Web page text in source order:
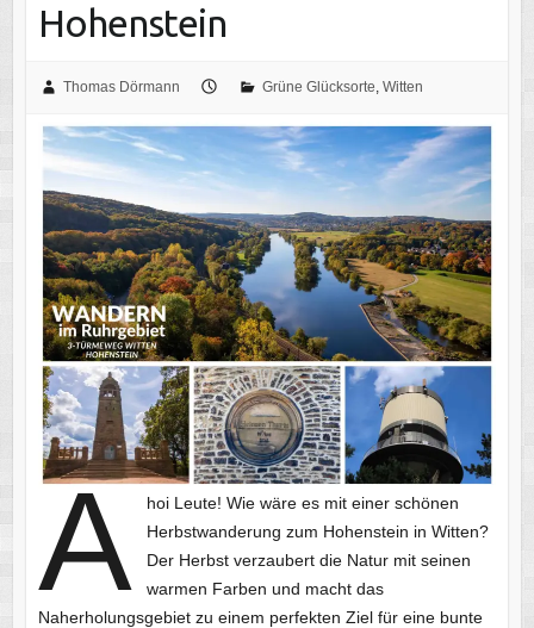
Hohenstein
Thomas Dörmann Grüne Glücksorte, Witten
A
hoi Leute! Wie wäre es mit einer schönen
Herbstwanderung zum Hohenstein in Witten?
Der Herbst verzaubert die Natur mit seinen
warmen Farben und macht das
Naherholungsgebiet zu einem perfekten Ziel für eine bunte